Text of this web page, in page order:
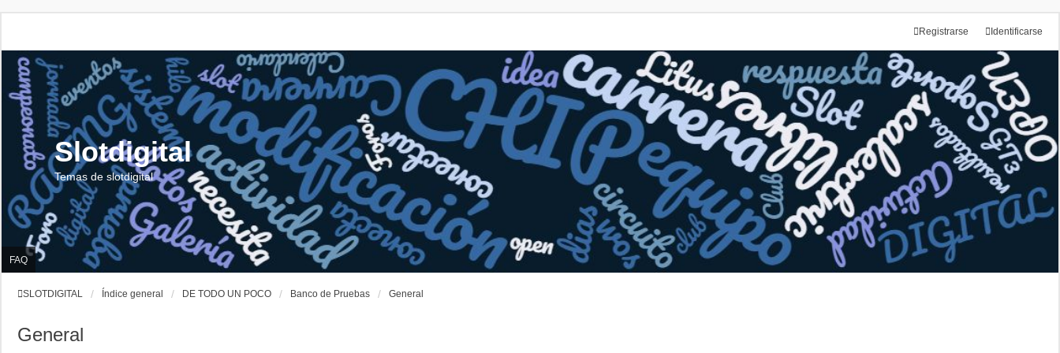
Identificarse
Registrarse
Slotdigital
Temas de slotdigital
FAQ
SLOTDIGITAL Índice general DE TODO UN POCO Banco de Pruebas General
General